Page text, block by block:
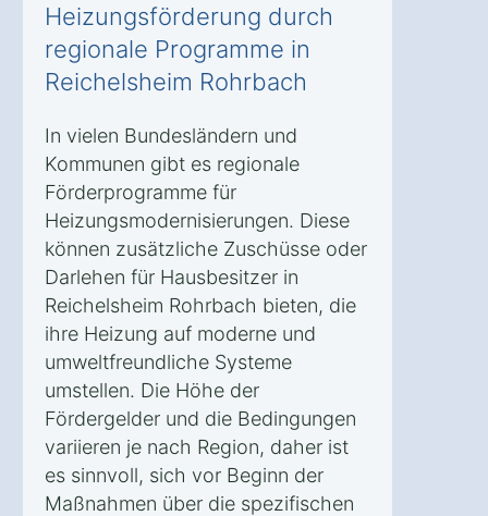
Heizungsförderung durch
regionale Programme in
Reichelsheim Rohrbach
In vielen Bundesländern und
Kommunen gibt es regionale
Förderprogramme für
Heizungsmodernisierungen. Diese
können zusätzliche Zuschüsse oder
Darlehen für Hausbesitzer in
Reichelsheim Rohrbach bieten, die
ihre Heizung auf moderne und
umweltfreundliche Systeme
umstellen. Die Höhe der
Fördergelder und die Bedingungen
variieren je nach Region, daher ist
es sinnvoll, sich vor Beginn der
Maßnahmen über die spezifischen